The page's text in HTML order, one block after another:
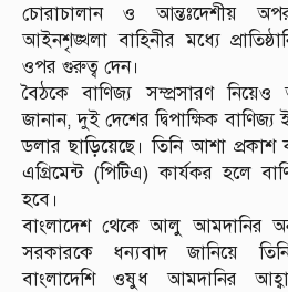
চোরাচালান ও আন্তঃদেশীয়
আইনশৃঙ্খলা বাহিনীর মধ্যে
ওপর গুরুত্ব দেন।
বৈঠকে বাণিজ্য সম্প্রসারণ নিয়েও
জানান, দুই দেশের দ্বিপাক্ষিক
ডলার ছাড়িয়েছে। তিনি আশা প্রকাশ
এগ্রিমেন্ট (পিটিএ) কার্যকর হলে
হবে।
বাংলাদেশ থেকে আলু আমদানির
সরকারকে ধন্যবাদ জানিয়ে
বাংলাদেশি ওষুধ আমদানির